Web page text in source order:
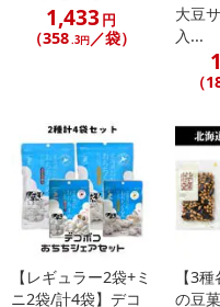
【配送伝票番号について】
※配送形態がメール便の商品
伝票番号がマイページに表示
【配送日時の指定について】
※配送日時の指定が可能な商
配送日、配送時間が異なる可
カート機能をご利用の場合
ん。
1,433円
（358 .3円／袋）
大豆
入...
（
【レギュラー2袋+ミ
ニ2袋/計4袋】デコ
【3
の豆